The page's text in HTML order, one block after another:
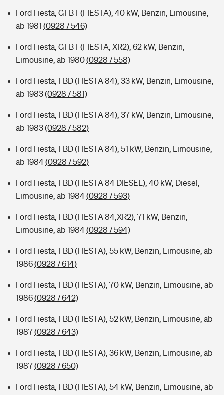
Sie haben Fragen?
Ford Fiesta, GFBT (FIESTA), 40 kW, Benzin, Limousine,
ab 1981 (0928 / 546)
Ford Fiesta, GFBT (FIESTA, XR2), 62 kW, Benzin,
Limousine, ab 1980(0928 / 558)
Ford Fiesta, FBD (FIESTA 84), 33 kW, Benzin, Limousine,
ab 1983(0928 / 581)
Ford Fiesta, FBD (FIESTA 84), 37 kW, Benzin, Limousine,
ab 1983(0928 / 582)
Ford Fiesta, FBD (FIESTA 84), 51 kW, Benzin, Limousine,
ab 1984(0928 / 592)
Ford Fiesta, FBD (FIESTA 84 DIESEL), 40 kW, Diesel,
Limousine, ab 1984(0928 / 593)
Ford Fiesta, FBD (FIESTA 84,XR2), 71 kW, Benzin,
Limousine, ab 1984(0928 / 594)
Ford Fiesta, FBD (FIESTA), 55 kW, Benzin, Limousine, ab
1986(0928 / 614)
Ford Fiesta, FBD (FIESTA), 70 kW, Benzin, Limousine, ab
1986(0928 / 642)
Ford Fiesta, FBD (FIESTA), 52 kW, Benzin, Limousine, ab
1987(0928 / 643)
Ford Fiesta, FBD (FIESTA), 36 kW, Benzin, Limousine, ab
1987(0928 / 650)
Ford Fiesta, FBD (FIESTA), 54 kW, Benzin, Limousine, ab